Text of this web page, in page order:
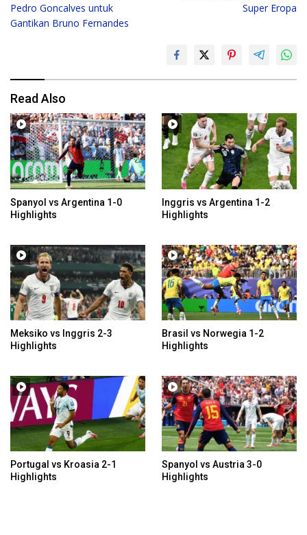
Pedro Goncalves untuk
Gantikan Bruno Fernandes
Super Eropa
Read Also
Spanyol vs Argentina 1-0
Highlights
Inggris vs Argentina 1-2
Highlights
Meksiko vs Inggris 2-3
Highlights
Brasil vs Norwegia 1-2
Highlights
Portugal vs Kroasia 2-1
Highlights
Spanyol vs Austria 3-0
Highlights